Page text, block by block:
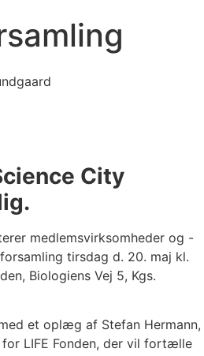
City
medlemsvirksomheder og -
tirsdag d. 20. maj kl.
Biologiens Vej 5, Kgs.
et oplæg af Stefan Hermann,
LIFE Fonden, der vil fortælle